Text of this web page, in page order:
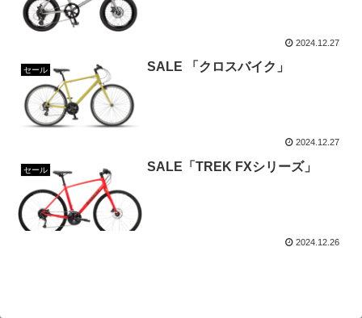
2024.12.27
セール SALE 「クロスバイク」
2024.12.27
セール SALE「TREK FXシリーズ」
2024.12.26